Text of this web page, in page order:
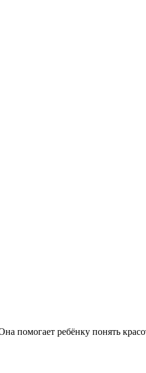
помогает ребёнку понять